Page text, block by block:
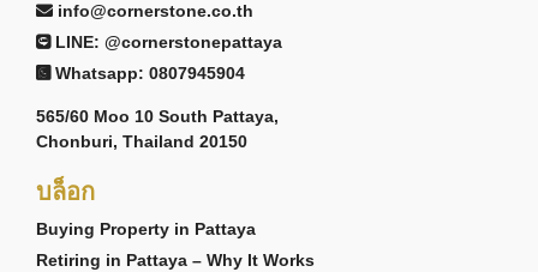
info@cornerstone.co.th
LINE: @cornerstonepattaya
Whatsapp: 0807945904
565/60 Moo 10 South Pattaya,
Chonburi, Thailand 20150
บล็อก
Buying Property in Pattaya
Retiring in Pattaya – Why It Works